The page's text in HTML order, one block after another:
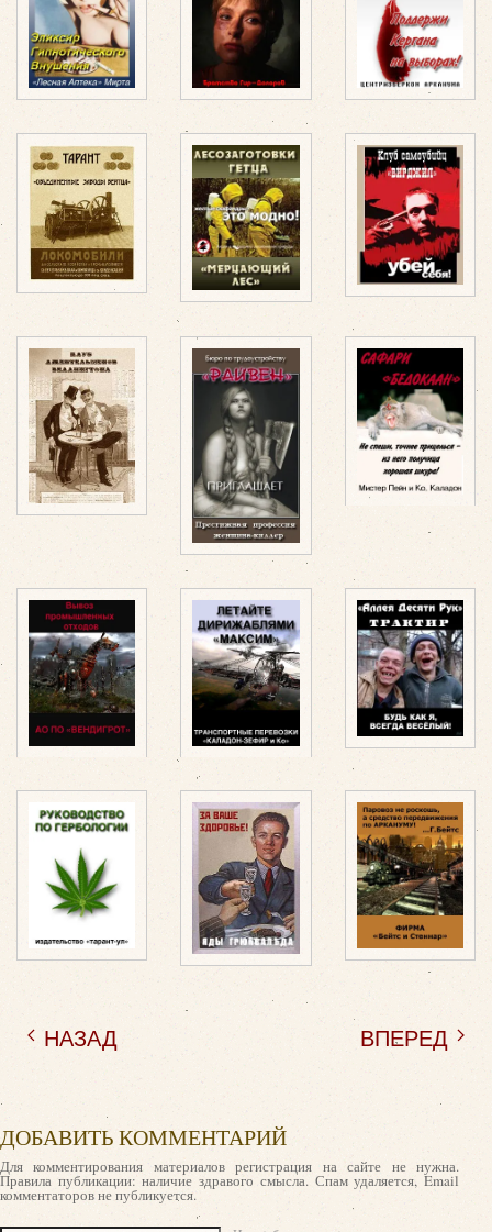
НАЗАД ВПЕРЕД
ДОБАВИТЬ КОММЕНТАРИЙ
Для комментирования материалов регистрация на сайте не нужна.
Правила публикации: наличие здравого смысла. Спам удаляется, Email
комментаторов не публикуется.
Текст комментария